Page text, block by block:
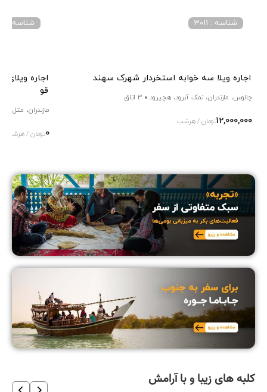
اجاره ویلا سه خوابه استخردار شهرک سهند
شناسه : 3011
چالوس، مازندران، نمک آبرود، هچیرود 3 اتاق
12,000,000تومان / هرشب
اجاره
قو
شناسه : 4049
مازندران، متل قو
0تومان / هرشب
کلبه های زیبا و با آرامش